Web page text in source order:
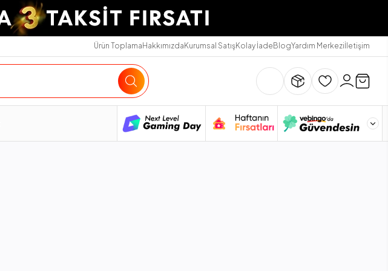
Ürün ToplamaHakkımızdaKurumsal SatışKolay İadeBlogYardım Merkeziİletişim